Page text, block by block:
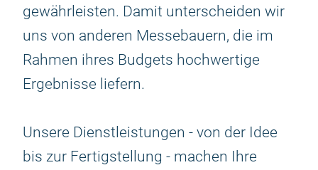
gewährleisten. Damit unterscheiden wir
uns von anderen Messebauern, die im
Rahmen ihres Budgets hochwertige
Ergebnisse liefern.
Unsere Dienstleistungen - von der Idee
bis zur Fertigstellung - machen Ihre